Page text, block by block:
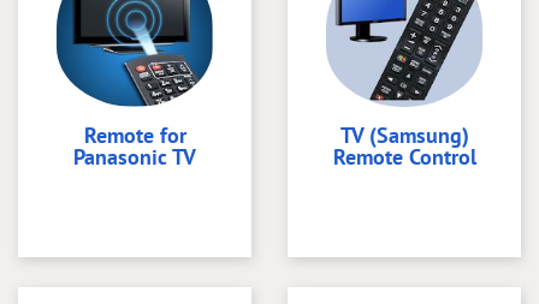
Remote for
Panasonic TV
TV (Samsung)
Remote Control